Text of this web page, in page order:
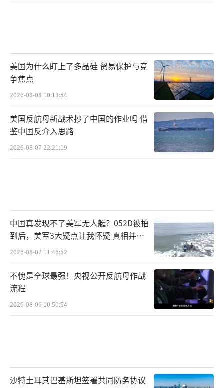
美国为什么盯上了多晶硅 贸易保护与竞
争焦点
2026-08-08 10:13:54
美国反航母新战术抄了中国的作业吗 借
鉴中国反介入思路
2026-08-07 22:21:19
中国真发现不了美军无人艇？052D被拍
到后，美军3大疑点让我怀疑 真相并非
如此
2026-08-07 11:46:52
不愧是全球最强！央视公开反航母作战
流程
2026-08-06 10:50:54
沙特土耳其巴基斯坦签署共同防务协议